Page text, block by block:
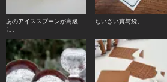
あのアイススプーンが高級
に。
ちいさい賞与袋。